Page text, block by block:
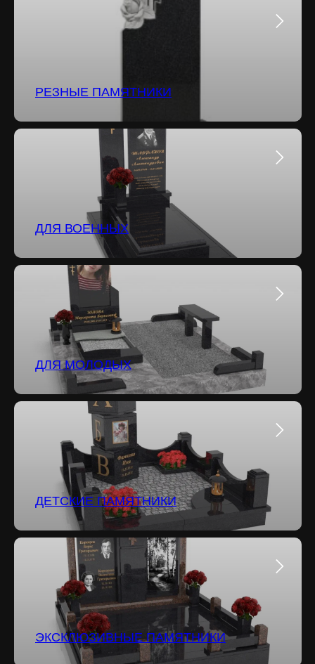
РЕЗНЫЕ ПАМЯТНИКИ
ДЛЯ ВОЕННЫХ
ДЛЯ МОЛОДЫХ
ДЕТСКИЕ ПАМЯТНИКИ
ЭКСКЛЮЗИВНЫЕ ПАМЯТНИКИ